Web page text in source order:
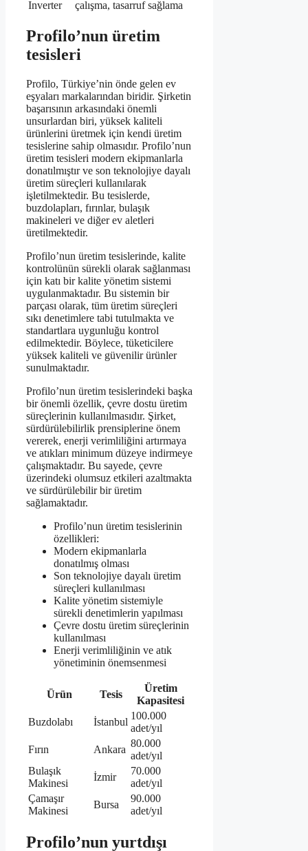
Inverter
çalışma, tasarruf sağlama
Profilo’nun üretim
tesisleri
Profilo, Türkiye’nin önde gelen ev
eşyaları markalarından biridir. Şirketin
başarısının arkasındaki önemli
unsurlardan biri, yüksek kaliteli
ürünlerini üretmek için kendi üretim
tesislerine sahip olmasıdır. Profilo’nun
üretim tesisleri modern ekipmanlarla
donatılmıştır ve son teknolojiye dayalı
üretim süreçleri kullanılarak
işletilmektedir. Bu tesislerde,
buzdolapları, fırınlar, bulaşık
makineleri ve diğer ev aletleri
üretilmektedir.
Profilo’nun üretim tesislerinde, kalite
kontrolünün sürekli olarak sağlanması
için katı bir kalite yönetim sistemi
uygulanmaktadır. Bu sistemin bir
parçası olarak, tüm üretim süreçleri
sıkı denetimlere tabi tutulmakta ve
standartlara uygunluğu kontrol
edilmektedir. Böylece, tüketicilere
yüksek kaliteli ve güvenilir ürünler
sunulmaktadır.
Profilo’nun üretim tesislerindeki başka
bir önemli özellik, çevre dostu üretim
süreçlerinin kullanılmasıdır. Şirket,
sürdürülebilirlik prensiplerine önem
vererek, enerji verimliliğini artırmaya
ve atıkları minimum düzeye indirmeye
çalışmaktadır. Bu sayede, çevre
üzerindeki olumsuz etkileri azaltmakta
ve sürdürülebilir bir üretim
sağlamaktadır.
Profilo’nun üretim tesislerinin
özellikleri:
Modern ekipmanlarla
donatılmış olması
Son teknolojiye dayalı üretim
süreçleri kullanılması
Kalite yönetim sistemiyle
sürekli denetimlerin yapılması
Çevre dostu üretim süreçlerinin
kullanılması
Enerji verimliliğinin ve atık
yönetiminin önemsenmesi
Ürün Tesis
Üretim
Kapasitesi
Buzdolabı
İstanbul
100.000
adet/yıl
Fırın
Ankara
80.000
adet/yıl
Bulaşık
Makinesi
İzmir
70.000
adet/yıl
Çamaşır
Makinesi
Bursa
90.000
adet/yıl
Profilo’nun yurtdışı